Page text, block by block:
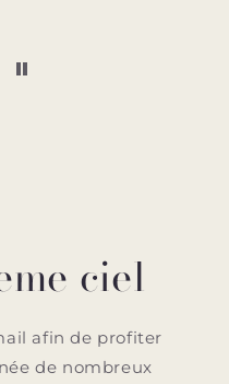
ciel
afin de profiter
de nombreux